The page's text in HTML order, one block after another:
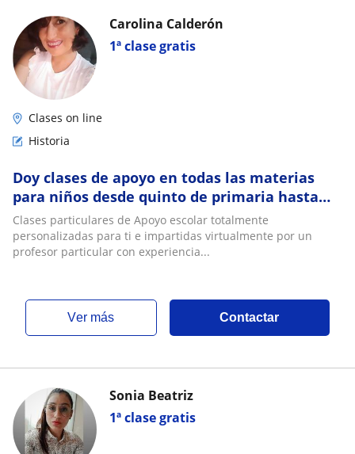
1ª clase gratis
Carolina Calderón
Clases on line
Historia
Doy clases de apoyo en todas las materias
para niños desde quinto de primaria hasta
séptimo de bachillerato
Clases particulares de Apoyo escolar totalmente
personalizadas para ti e impartidas virtualmente por un
profesor particular con experiencia...
ver más Contactar
1ª clase gratis
Sonia Beatriz